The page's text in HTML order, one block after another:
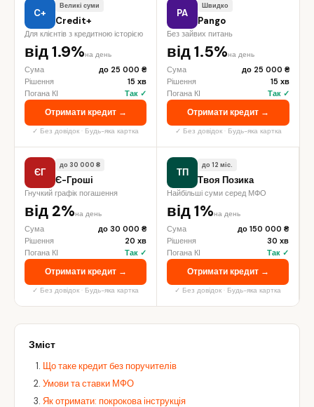
C+
Великі суми
Credit+
Для клієнтів з кредитною історією
від 1.9%на день
Сума
до 25 000 ₴
Рішення
15 хв
Погана КІ
Так ✓
Отримати кредит →
✓ Без довідок · Будь-яка картка
PA
Швидко
Pango
Без зайвих питань
від 1.5%на день
Сума
до 25 000 ₴
Рішення
15 хв
Погана КІ
Так ✓
Отримати кредит →
✓ Без довідок · Будь-яка картка
ЄГ
до 30 000 ₴
Є-Гроші
Гнучкий графік погашення
від 2%на день
Сума
до 30 000 ₴
Рішення
20 хв
Погана КІ
Так ✓
Отримати кредит →
✓ Без довідок · Будь-яка картка
ТП
до 12 міс.
Твоя Позика
Найбільші суми серед МФО
від 1%на день
Сума
до 150 000 ₴
Рішення
30 хв
Погана КІ
Так ✓
Отримати кредит →
✓ Без довідок · Будь-яка картка
Зміст
Що таке кредит без поручителів
Умови та ставки МФО
Як отримати: покрокова інструкція